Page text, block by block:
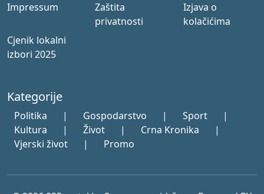
Impressum
Zaštita
privatnosti
Izjava o
kolačićima
Cjenik lokalni
izbori 2025
Kategorije
Politika | Gospodarstvo | Sport
|
Kultura
| Život | Crna Kronika
|
Vjerski život
| Promo